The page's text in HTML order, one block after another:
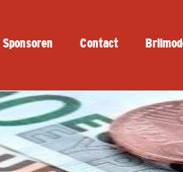
Sponsoren Contact